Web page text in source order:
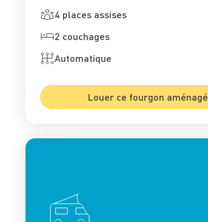
4 places assises
2 couchages
Automatique
Louer ce fourgon aménagé